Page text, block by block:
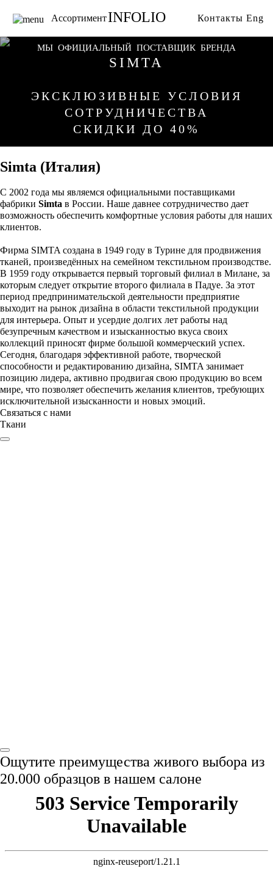
Главная
Услуги
Галерея
Сотрудничество
Ассортимент
Ткани
Ковры
Тримминги
Постельное белье
Гобелены
Пледы
INFOLIO Контакты Eng
МЫ ОФИЦИАЛЬНЫЙ ПОСТАВЩИК БРЕНДА
SIMTA
ЭКСКЛЮЗИВНЫЕ УСЛОВИЯ
СОТРУДНИЧЕСТВА
СКИДКИ ДО 40%
Simta (Италия)
С 2002 года мы являемся официальными поставщиками
фабрики Simta в России. Наше давнее сотрудничество дает
возможность обеспечить комфортные условия работы для наших
клиентов.
Фирма SIMTA создана в 1949 году в Турине для продвижения
тканей, произведённых на семейном текстильном производстве.
В 1959 году открывается первый торговый филиал в Милане, за
которым следует открытие второго филиала в Падуе. За этот
период предпринимательской деятельности предприятие
выходит на рынок дизайна в области текстильной продукции
для интерьера. Опыт и усердие долгих лет работы над
безупречным качеством и изысканностью вкуса своих
коллекций приносят фирме большой коммерческий успех.
Сегодня, благодаря эффективной работе, творческой
способности и редактированию дизайна, SIMTA занимает
позицию лидера, активно продвигая свою продукцию во всем
мире, что позволяет обеспечить желания клиентов, требующих
исключительной изысканности и новых эмоций.
Связаться с нами
Ткани
Ощутите преимущества живого выбора из
20.000 образцов в нашем салоне